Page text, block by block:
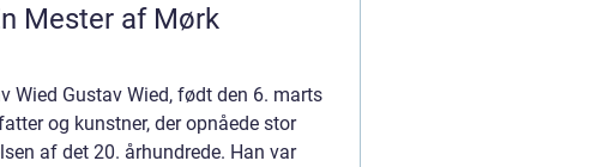
Mester af Mørk
Wied Gustav Wied, født den 6. marts
og kunstner, der opnåede stor
af det 20. århundrede. Han var